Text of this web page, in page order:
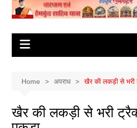
Home अपराध खैर की लकड़ी से भरी
खैर की लकड़ी से भरी